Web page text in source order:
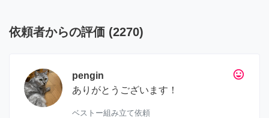
依頼者からの評価 (2270)
tag_faces
pengin
ありがとうございます！
ベストー組み立て依頼